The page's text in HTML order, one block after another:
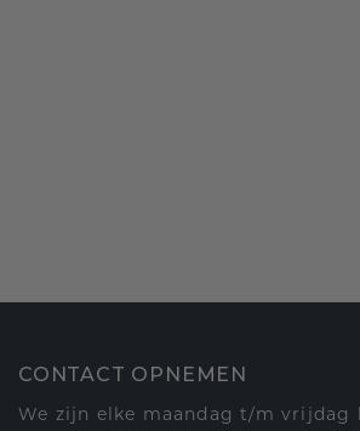
CONTACT OPNEMEN
We zijn elke maandag t/m vrijdag